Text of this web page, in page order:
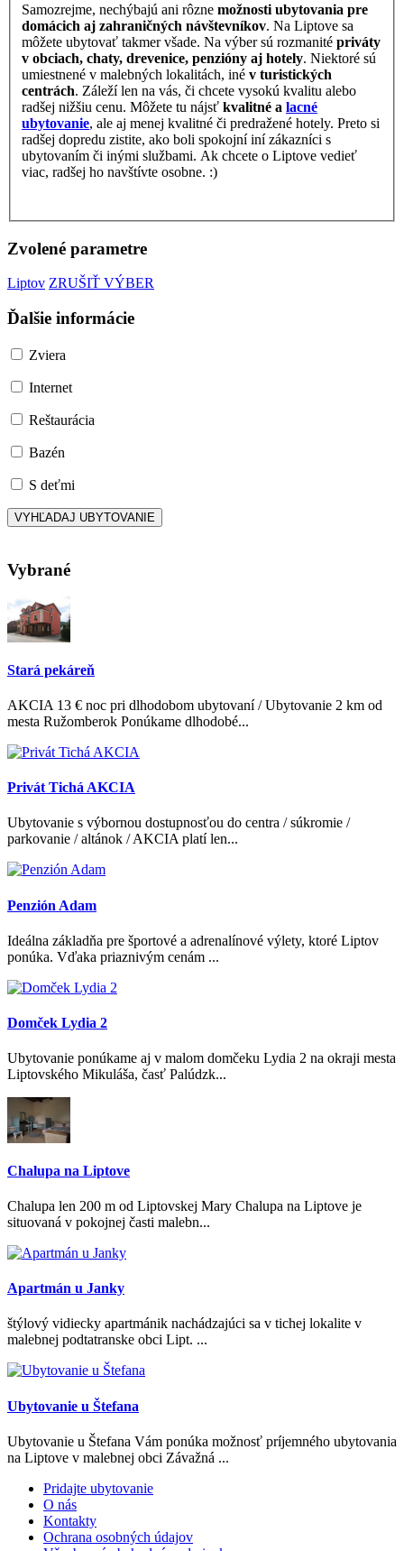
Samozrejme, nechýbajú ani rôzne možnosti ubytovania pre
domácich aj zahraničných návštevníkov. Na Liptove sa
môžete ubytovať takmer všade. Na výber sú rozmanité priváty
v obciach, chaty, drevenice, penzióny aj hotely. Niektoré sú
umiestnené v malebných lokalitách, iné v turistických
centrách. Záleží len na vás, či chcete vysokú kvalitu alebo
radšej nižšiu cenu. Môžete tu nájsť kvalitné a lacné
ubytovanie, ale aj menej kvalitné či predražené hotely. Preto si
radšej dopredu zistite, ako boli spokojní iní zákazníci s
ubytovaním či inými službami. Ak chcete o Liptove vedieť
viac, radšej ho navštívte osobne. :)
Zvolené parametre
Liptov ZRUŠIŤ VÝBER
Ďalšie informácie
Zviera
Internet
Reštaurácia
Bazén
S deťmi
Vybrané
Stará pekáreň
AKCIA 13 € noc pri dlhodobom ubytovaní / Ubytovanie 2 km od
mesta Ružomberok Ponúkame dlhodobé...
Privát Tichá AKCIA
Ubytovanie s výbornou dostupnosťou do centra / súkromie /
parkovanie / altánok / AKCIA platí len...
Penzión Adam
Ideálna základňa pre športové a adrenalínové výlety, ktoré Liptov
ponúka. Vďaka priaznivým cenám ...
Domček Lydia 2
Ubytovanie ponúkame aj v malom domčeku Lydia 2 na okraji mesta
Liptovského Mikuláša, časť Palúdzk...
Chalupa na Liptove
Chalupa len 200 m od Liptovskej Mary Chalupa na Liptove je
situovaná v pokojnej časti malebn...
Apartmán u Janky
štýlový vidiecky apartmánik nachádzajúci sa v tichej lokalite v
malebnej podtatranske obci Lipt. ...
Ubytovanie u Štefana
Ubytovanie u Štefana Vám ponúka možnosť príjemného ubytovania
na Liptove v malebnej obci Závažná ...
Pridajte ubytovanie
O nás
Kontakty
Ochrana osobných údajov